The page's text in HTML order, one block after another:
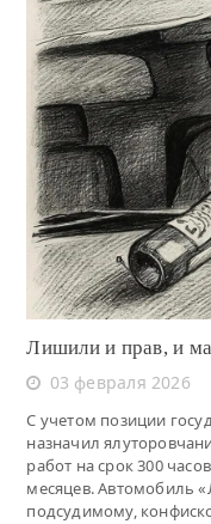
Лишили и прав, и
03 февраля 2026
С учетом позиции
назначил
работ на срок 300
месяцев. Автомобиль
подсудимому,